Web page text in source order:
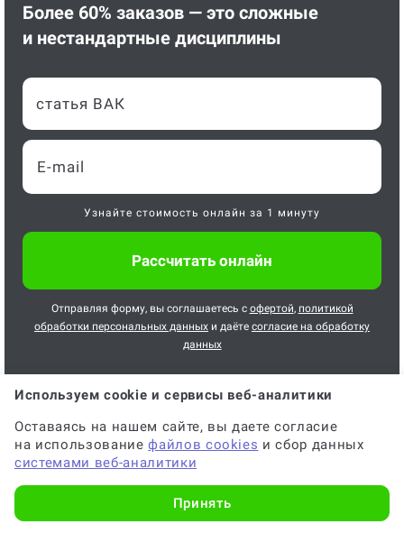
Более 60% заказов — это сложные
и нестандартные дисциплины
статья ВАК
Узнайте стоимость онлайн за 1 минуту
Отправляя форму, вы соглашаетесь с офертой, политикой
обработки персональных данных и даёте согласие на обработку
данных
Главная Услуги Заказать статью ВАК в Архангельске
Используем cookie и сервисы веб-аналитики
Оставаясь на нашем сайте, вы даете согласие
на использованиефайлов cookies и сбор данных
системами веб-аналитики
Принять